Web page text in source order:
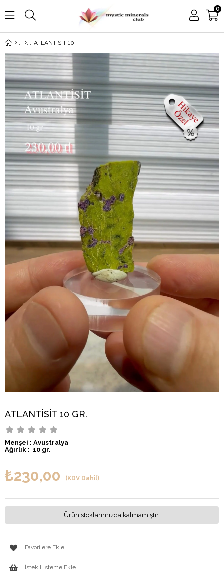
0
ATLANTİSİT 10 GR.
ATLANTİSİT 10 GR.
Menşei : Avustralya
Ağırlık : 10 gr.
₺230,00 (KDV Dahil)
Ürün stoklarımızda kalmamıştır.
Favorilere Ekle
İstek Listeme Ekle